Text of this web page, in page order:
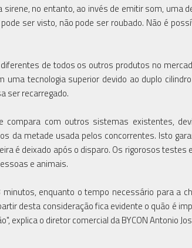
no entanto, ao invés de emitir som, uma
ser visto, não pode ser roubado. Não é
de todos os outros produtos no
uma tecnologia superior devido ao duplo
ser recarregado.
compara com outros sistemas existentes,
da metade usada pelos concorrentes. Isto
é deixado após o disparo. Os rigorosos
e animais.
enquanto o tempo necessário para a
desta consideração fica evidente o quão é
explica o diretor comercial da BYCON Antonio